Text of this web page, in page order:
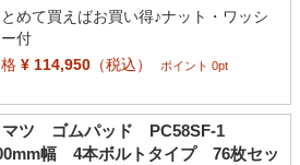
とめて買えばお買い得♪ナット・ワッシ
付
¥ 114,950（税込） ポイント 0pt
マツ ゴムパッド PC58SF-1
幅 4本ボルトタイプ 76枚セッ